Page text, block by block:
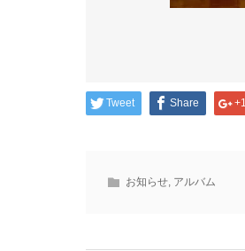
Tweet Share +1
お知らせ アルバム